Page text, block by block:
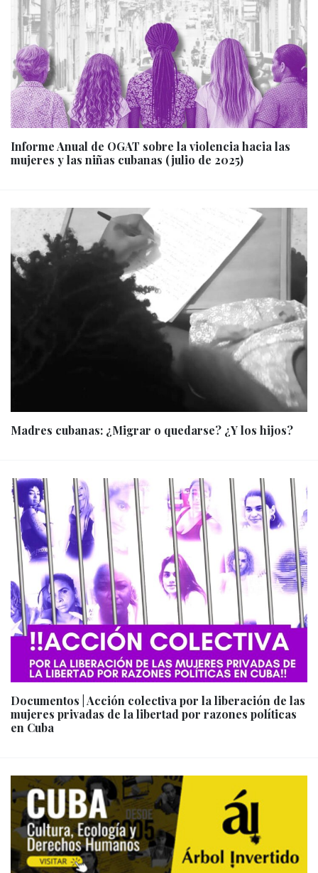
Informe Anual de OGAT sobre la violencia hacia las
mujeres y las niñas cubanas (julio de 2025)
Madres cubanas: ¿Migrar o quedarse? ¿Y los hijos?
Documentos | Acción colectiva por la liberación de las
mujeres privadas de la libertad por razones políticas
en Cuba